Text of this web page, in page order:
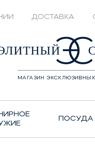
ДОСТАВКА
МАГАЗИН
ПОСУДА